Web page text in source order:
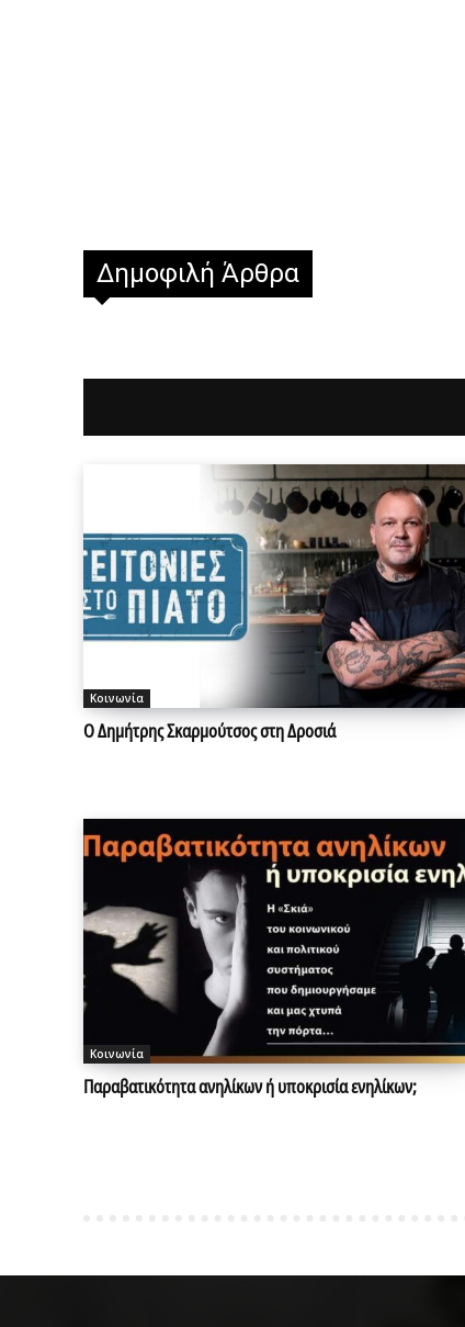
Δημοφιλή Άρθρα
Κοινωνία
Ο Δημήτρης Σκαρμούτσος στη Δροσιά
Κοινωνία
Παραβατικότητα ανηλίκων ή υποκρισία ενηλίκων;